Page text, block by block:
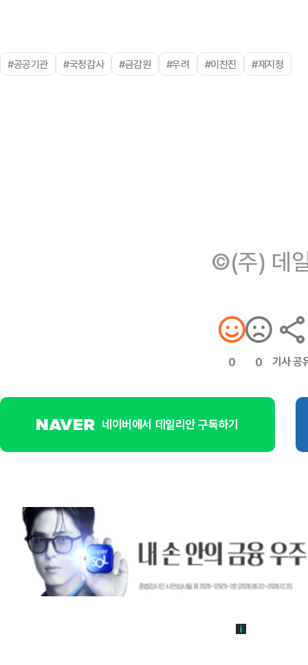
#공공기관 #국정감사 #금감원 #우려 #이찬진 #재지정
©(주) 데
0 0 기사 공
네이버에서 데일리안 구독하기